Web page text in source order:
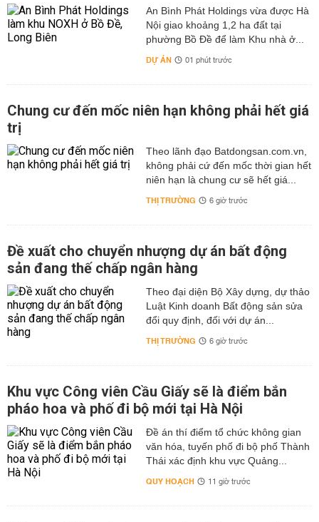
An Bình Phát Holdings vừa được Hà
Nội giao khoảng 1,2 ha đất tại
phường Bồ Đề để làm Khu nhà ở...
DỰ ÁN 01 phút trước
Chung cư đến mốc niên hạn không phải hết giá
trị
Theo lãnh đạo Batdongsan.com.vn,
không phải cứ đến mốc thời gian hết
niên hạn là chung cư sẽ hết giá...
THỊ TRƯỜNG 6 giờ trước
Đề xuất cho chuyển nhượng dự án bất động
sản đang thế chấp ngân hàng
Theo đại diện Bộ Xây dựng, dự thảo
Luật Kinh doanh Bất động sản sửa
đổi quy định, đối với dự án...
THỊ TRƯỜNG 6 giờ trước
Khu vực Công viên Cầu Giấy sẽ là điểm bắn
pháo hoa và phố đi bộ mới tại Hà Nội
Đề án thí điểm tổ chức không gian
văn hóa, tuyến phố đi bộ phố Thành
Thái xác định khu vực Quảng...
QUY HOẠCH 11 giờ trước